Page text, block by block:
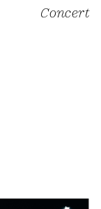
Concert